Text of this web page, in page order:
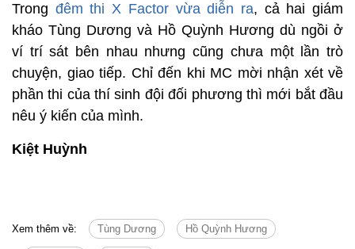
Trong đêm thi X Factor vừa diễn ra, cả hai giám
kháo Tùng Dương và Hồ Quỳnh Hương dù ngồi ở
ví trí sát bên nhau nhưng cũng chưa một lần trò
chuyện, giao tiếp. Chỉ đến khi MC mời nhận xét về
phần thi của thí sinh đội đối phương thì mới bắt đầu
nêu ý kiến của mình.
Kiệt Huỳnh
Xem thêm về: Tùng Dương Hồ Quỳnh Hương